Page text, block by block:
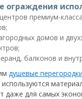
ограждения
премиум-
домов и
балконов и
душевые перегородки
используются
даже для самых